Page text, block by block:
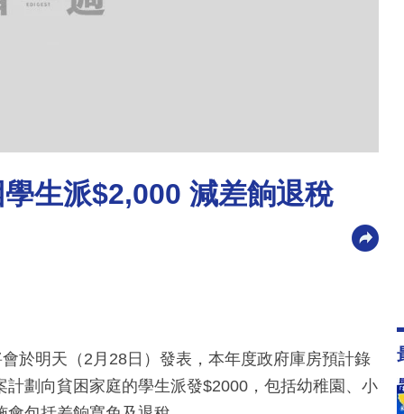
生派$2,000 減差餉退稅
於明天（2月28日）發表，本年度政府庫房預計錄
劃向貧困家庭的學生派發$2000，包括幼稚園、小